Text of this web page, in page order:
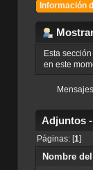
Información
Esta
en este
Mensajes
Adjuntos -
Páginas: [1]
Nombre